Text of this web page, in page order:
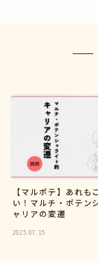
【マルポテ】あれも
い！マルチ・ポテン
ャリアの変遷
2025.07.15